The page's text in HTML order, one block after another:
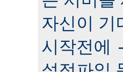
자신이 기
시작전에